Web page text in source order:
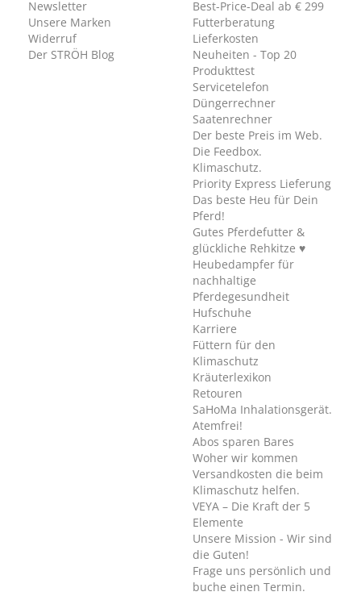
Newsletter
Unsere Marken
Widerruf
Der STRÖH Blog
Best-Price-Deal ab € 299
Futterberatung
Lieferkosten
Neuheiten - Top 20
Produkttest
Servicetelefon
Düngerrechner
Saatenrechner
Der beste Preis im Web.
Die Feedbox.
Klimaschutz.
Priority Express Lieferung
Das beste Heu für Dein
Pferd!
Gutes Pferdefutter &
glückliche Rehkitze ♥
Heubedampfer für
nachhaltige
Pferdegesundheit
Hufschuhe
Karriere
Füttern für den
Klimaschutz
Kräuterlexikon
Retouren
SaHoMa Inhalationsgerät.
Atemfrei!
Abos sparen Bares
Woher wir kommen
Versandkosten die beim
Klimaschutz helfen.
VEYA – Die Kraft der 5
Elemente
Unsere Mission - Wir sind
die Guten!
Frage uns persönlich und
buche einen Termin.